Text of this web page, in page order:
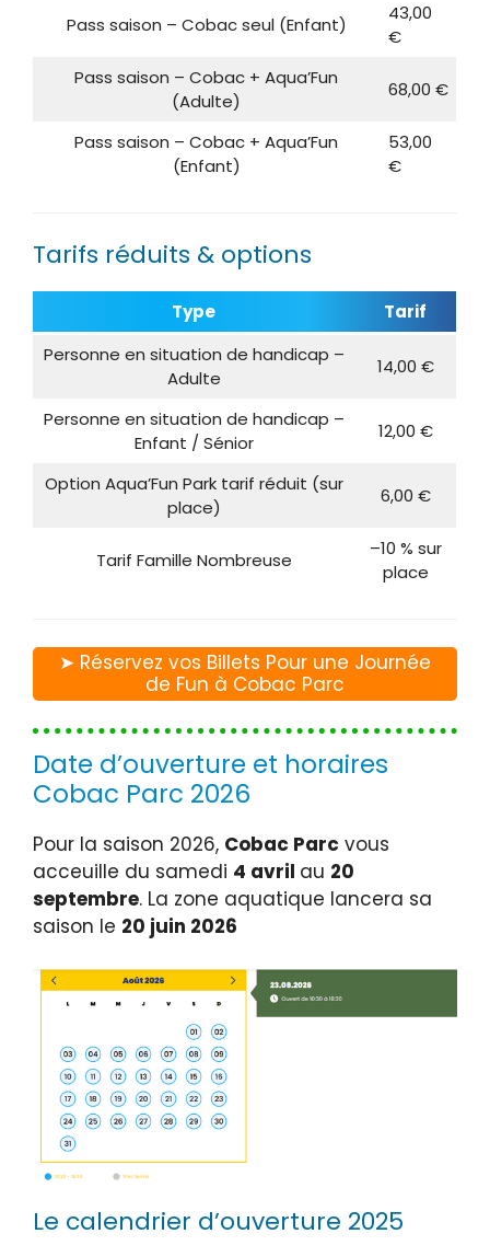
Pass saison – Cobac seul (Enfant)
43,00
€
Pass saison – Cobac + Aqua’Fun
(Adulte)
68,00 €
Pass saison – Cobac + Aqua’Fun
(Enfant)
53,00
€
Tarifs réduits & options
Type
Tarif
Personne en situation de handicap –
Adulte
14,00 €
Personne en situation de handicap –
Enfant / Sénior
12,00 €
Option Aqua’Fun Park tarif réduit (sur
place)
6,00 €
Tarif Famille Nombreuse
–10 % sur
place
➤ Réservez vos Billets Pour une Journée
de Fun à Cobac Parc
Date d’ouverture et horaires
Cobac Parc 2026
Pour la saison 2026, Cobac Parc vous
acceuille du samedi 4 avril au 20
septembre. La zone aquatique lancera sa
saison le 20 juin 2026
Le calendrier d’ouverture 2025